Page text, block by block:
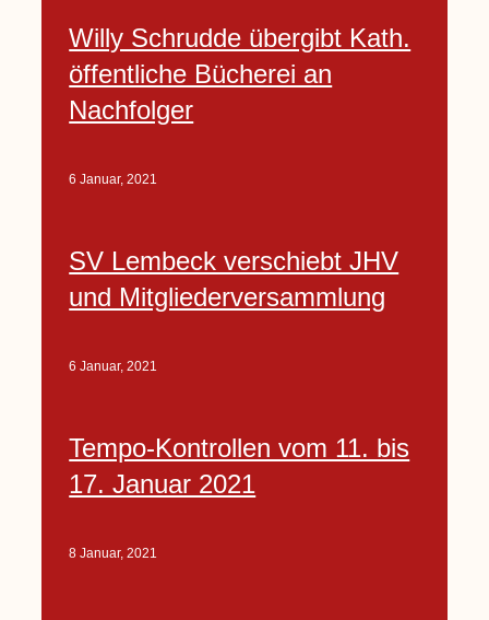
Willy Schrudde übergibt Kath.
öffentliche Bücherei an
Nachfolger
6 Januar, 2021
SV Lembeck verschiebt JHV
und Mitgliederversammlung
6 Januar, 2021
Tempo-Kontrollen vom 11. bis
17. Januar 2021
8 Januar, 2021